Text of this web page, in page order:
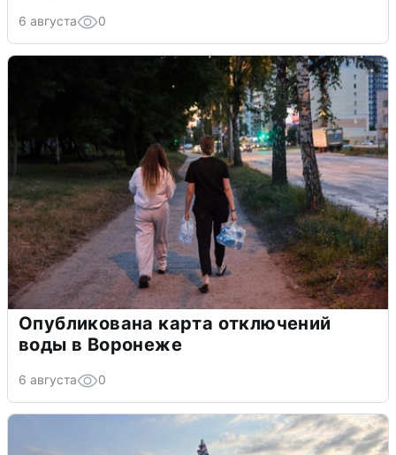
6 августа 0
Опубликована карта отключений
воды в Воронеже
6 августа 0